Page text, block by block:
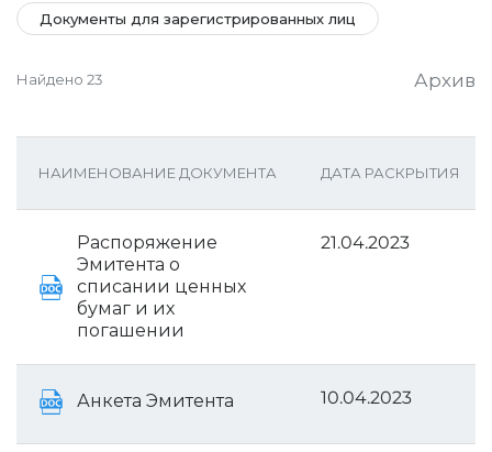
Документы для зарегистрированных лиц
Найдено 23 Архив
НАИМЕНОВАНИЕ ДОКУМЕНТА ДАТА РАСКРЫТИЯ
Распоряжение
Эмитента о
списании ценных
бумаг и их
погашении
21.04.2023
Анкета Эмитента 10.04.2023